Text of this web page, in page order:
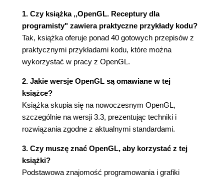
środowiska (89)
Wstęp (89)
Implementacja filtra wirowego przy użyciu shadera
fragmentów (90)
statycznego mapowania sześciennego (93)
Implementacja lustra z renderowaniem
pozaekranowym przy użyciu FBO (97)
Renderowanie obiektów lustrzanych z użyciem
dynamicznego mapowania sześciennego (101)
Implementacja filtrowania obrazu (wyostrzania,
rozmywania, wytłaczania) metodą splotu (106)
Implementacja efektu poświaty (109)
1. Czy książka ,,OpenGL. Receptury dla
programisty" zawiera praktyczne przykłady kodu?
Tak, książka oferuje ponad 40 gotowych przepisów z
praktycznymi przykładami kodu, które można
wykorzystać w pracy z OpenGL.
2. Jakie wersje OpenGL są omawiane w tej
książce?
Książka skupia się na nowoczesnym OpenGL,
szczególnie na wersji 3.3, prezentując techniki i
rozwiązania zgodne z aktualnymi standardami.
3. Czy muszę znać OpenGL, aby korzystać z tej
książki?
Podstawowa znajomość programowania i grafiki